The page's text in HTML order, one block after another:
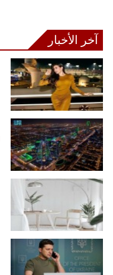
آخر الأخبار